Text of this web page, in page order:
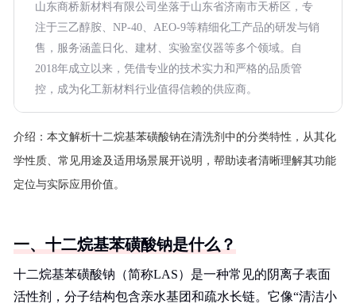
山东商桥新材料有限公司坐落于山东省济南市天桥区，专
注于三乙醇胺、NP-40、AEO-9等精细化工产品的研发与销
售，服务涵盖日化、建材、实验室仪器等多个领域。自
2018年成立以来，凭借专业的技术实力和严格的品质管
控，成为化工新材料行业值得信赖的供应商。
介绍： 本文解析十二烷基苯磺酸钠在清洗剂中的分类特性，从其化
学性质、常见用途及适用场景展开说明，帮助读者清晰理解其功能
定位与实际应用价值。
一、十二烷基苯磺酸钠是什么？
十二烷基苯磺酸钠（简称LAS）是一种常见的阴离子表面
活性剂，分子结构包含亲水基团和疏水长链。它像“清洁小